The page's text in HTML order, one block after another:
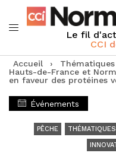
Le fil
CCI
Accueil › Thématiques
Hauts-de-France et
en faveur des protéines
Événements
PÊCHE THÉMATIQUES